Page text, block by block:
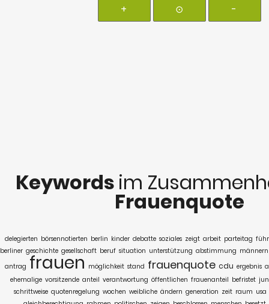
+ ⊙ -
Keywords im
Frauenquote
delegierten börsennotierten berlin kinder debatte soziales zeigt arbeit parteitag
berliner geschichte gesellschaft beruf situation unterstützung abstimmung männern
antrag frauen möglichkeit stand frauenquote cdu ergebnis
ehemalige vorsitzende anteil verantwortung öffentlichen frauenanteil befristet
schrittweise quotenregelung wochen weibliche ändern generation zeit raum usa